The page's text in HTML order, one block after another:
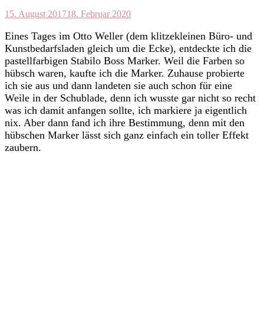
15. August 201718. Februar 2020
Eines Tages im Otto Weller (dem klitzekleinen Büro- und
Kunstbedarfsladen gleich um die Ecke), entdeckte ich die
pastellfarbigen Stabilo Boss Marker. Weil die Farben so
hübsch waren, kaufte ich die Marker. Zuhause probierte
ich sie aus und dann landeten sie auch schon für eine
Weile in der Schublade, denn ich wusste gar nicht so recht
was ich damit anfangen sollte, ich markiere ja eigentlich
nix. Aber dann fand ich ihre Bestimmung, denn mit den
hübschen Marker lässt sich ganz einfach ein toller Effekt
zaubern.